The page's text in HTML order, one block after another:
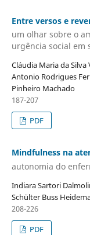
Entre versos e
um olhar sobre o
urgência social em
Cláudia Maria da Silva
Antonio Rodrigues
Pinheiro Machado
187-207
PDF
Mindfulness na
autonomia do
Indiara Sartori
Schülter Buss
208-226
PDF